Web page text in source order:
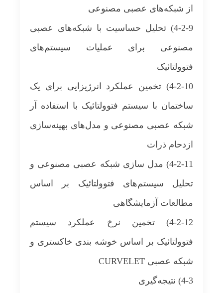
از شبکه‌های عصبی مصنوعی
4-2-9) تحلیل حساسیت با شبکه‌های عصبی
مصنوعی برای عملیات سیستم‌های
فتوولتائیک
4-2-10) تخمین عملکرد انرژی‎زایی برای یک
ساختمان با سیستم فتوولتائیک با استفاده آر
شبکه عصبی مصنوعی و مدل‌های بهینه‌سازی
ازدحام ذرات
4-2-11) مدل سازی شبکه عصبی مصنوعی و
تحلیل سیستم‌های فتوولتائیک بر اساس
مطالعات آزمایشگاهی
4-2-12) تخمین نرخ عملکرد سیستم
فتوولتائیک بر اساس خوشه بندی خاکستری و
شبکه عصبی CURVELET
4-3) نتیجه‌گیری